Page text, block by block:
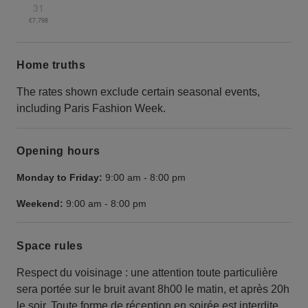
31
€7,798
Home truths
The rates shown exclude certain seasonal events,
including Paris Fashion Week.
Opening hours
Monday to Friday: 9:00 am - 8:00 pm
Weekend: 9:00 am - 8:00 pm
Space rules
Respect du voisinage : une attention toute particulière
sera portée sur le bruit avant 8h00 le matin, et après 20h
le soir. Toute forme de réception en soirée est interdite.